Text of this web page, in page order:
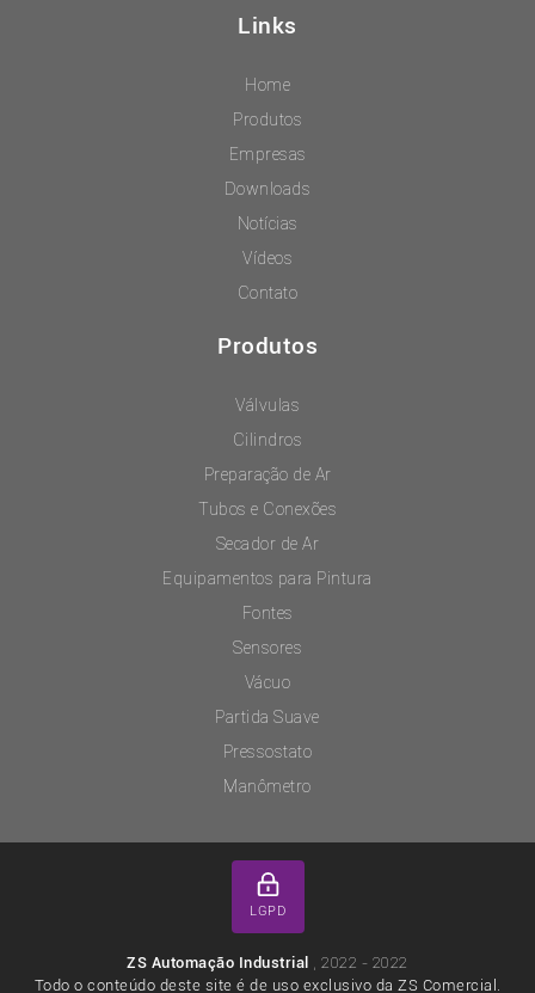
Links
Home
Produtos
Empresas
Downloads
Notícias
Vídeos
Contato
Produtos
Válvulas
Cilindros
Preparação de Ar
Tubos e Conexões
Secador de Ar
Equipamentos para Pintura
Fontes
Sensores
Vácuo
Partida Suave
Pressostato
Manômetro
LGPD
ZS Automação Industrial , 2022 - 2022
Todo o conteúdo deste site é de uso exclusivo da ZS Comercial.